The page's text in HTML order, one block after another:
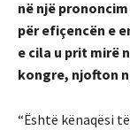
në një
për efiçencën e
e cila u prit mirë
kongre, njofton
“Është kënaqësi